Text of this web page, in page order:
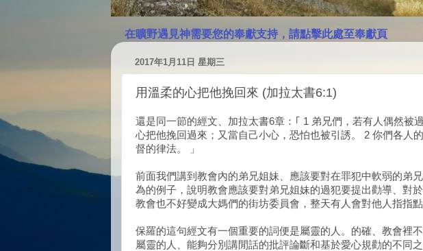
在曠野遇見神需要您的奉獻支持，請點擊此處至奉獻頁
2017年1月11日 星期三
用溫柔的心把他挽回來 (加拉太書6:1)
還是同一節的經文、加拉太書6章：｢ 1 弟兄們，若有人偶然被
心把他挽回過來；又當自己小心，恐怕也被引誘。 2 你們各人
督的律法。 」
前面我們講到教會內的弟兄姐妹、應該要對在罪犯中軟弱的弟
為的例子，說明教會應該要對弟兄姐妹的過犯要提出勸導、對
教會也不好變成大媽們的街坊委員會，整天有人會對他人指指點
保羅的這句經文有一個重要的詞便是屬靈的人。的確、教會裡
屬靈的人、能夠分別講閒話的批評論斷和基於愛心規勸的不同